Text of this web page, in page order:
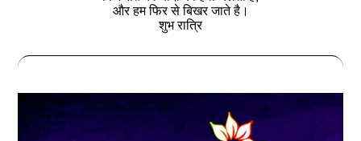
और हम फिर से बिखर जाते है।
शुभ रात्रि